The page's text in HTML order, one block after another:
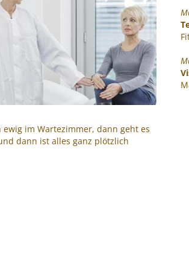
ewig im Wartezimmer, dann geht es
dann ist alles ganz plötzlich